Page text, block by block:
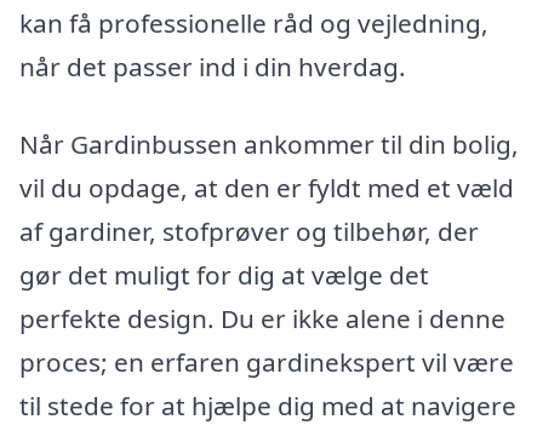
kan få professionelle råd og vejledning,
når det passer ind i din hverdag.
Når Gardinbussen ankommer til din bolig,
vil du opdage, at den er fyldt med et væld
af gardiner, stofprøver og tilbehør, der
gør det muligt for dig at vælge det
perfekte design. Du er ikke alene i denne
proces; en erfaren gardinekspert vil være
til stede for at hjælpe dig med at navigere